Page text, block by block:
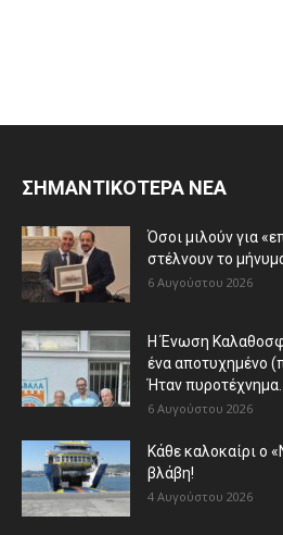
ΣΗΜΑΝΤΙΚΟΤΕΡΑ ΝΕΑ
Όσοι μιλούν για
στέλνουν το
6 Αυγούστου 2026
Η Ένωση
ένα αποτυχημένο
Ήταν
6 Αυγούστου 2026
Κάθε καλοκαίρι ο
βλάβη!
4 Αυγούστου 2026